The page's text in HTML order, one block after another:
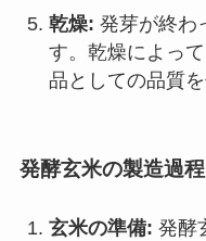
乾燥: 発芽が終わ
す。乾燥によっ
品としての品質
発酵玄米の製造過程
玄米の準備: 発酵